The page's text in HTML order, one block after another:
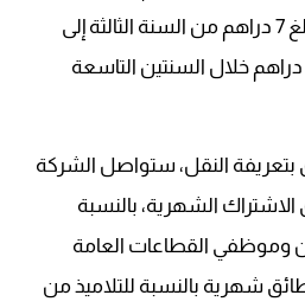
للسنة الأولى والثانية، ومبلغ 7 دراهم من السنة الثالثة إلى
السنة السادسة، ومبلغ 8 دراهم خلال السنتين التاسعة
بتعريفة النقل، ستواصل الشركة
الاشتراك الشهرية، بالنسبة
وموظفي القطاعات العامة
شهرية بالنسبة للتلاميذ من